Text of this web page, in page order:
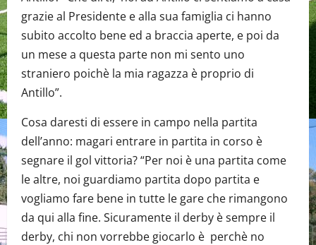
grazie al Presidente e alla sua famiglia ci hanno
subito accolto bene ed a braccia aperte, e poi da
un mese a questa parte non mi sento uno
straniero poichè la mia ragazza è proprio di
Antillo”.
Cosa daresti di essere in campo nella partita
dell’anno: magari entrare in partita in corso è
segnare il gol vittoria? “Per noi è una partita come
le altre, noi guardiamo partita dopo partita e
vogliamo fare bene in tutte le gare che rimangono
da qui alla fine. Sicuramente il derby è sempre il
derby, chi non vorrebbe giocarlo è perchè no